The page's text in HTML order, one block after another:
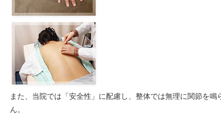
また、当院では「安全性」に配慮し、整体では無理に関節を
ん。